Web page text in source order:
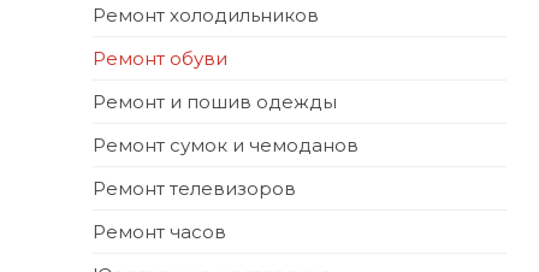
Ремонт холодильников
Ремонт обуви
Ремонт и пошив одежды
Ремонт сумок и чемоданов
Ремонт телевизоров
Ремонт часов